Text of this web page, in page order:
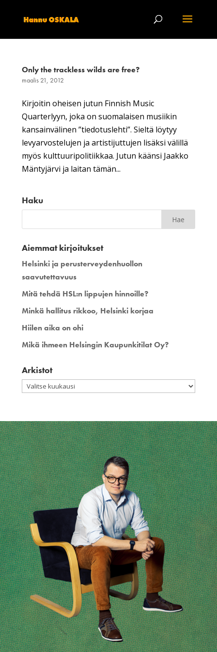
Only the trackless wilds are free?
maalis 21, 2012
Kirjoitin oheisen jutun Finnish Music
Quarterlyyn, joka on suomalaisen musiikin
kansainvälinen ”tiedotuslehti”. Sieltä löytyy
levyarvostelujen ja artistijuttujen lisäksi välillä
myös kulttuuripolitiikkaa. Jutun käänsi Jaakko
Mäntyjärvi ja laitan tämän...
Haku
Aiemmat kirjoitukset
Helsinki ja perusterveydenhuollon
saavutettavuus
Mitä tehdä HSL:n lippujen hinnoille?
Minkä hallitus rikkoo, Helsinki korjaa
Hiilen aika on ohi
Mikä ihmeen Helsingin Kaupunkitilat Oy?
Arkistot
Arkistot